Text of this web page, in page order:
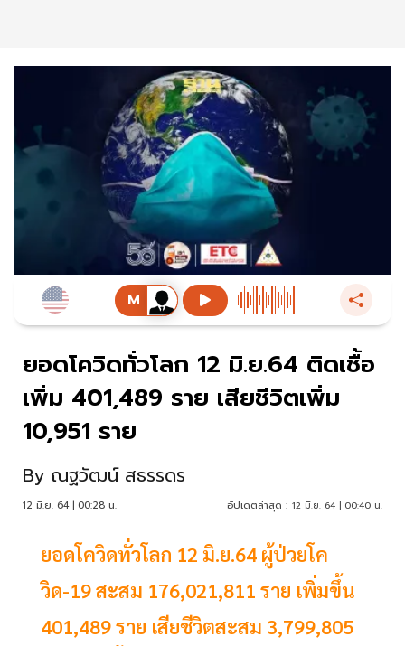
ยอดโควิดทั่วโลก 12 มิ.ย.64 ติดเชื้อ
เพิ่ม 401,489 ราย เสียชีวิตเพิ่ม
10,951 ราย
By ณฐวัฒน์ สธรรดร
12 มิ.ย. 64 | 00:28 น. อัปเดตล่าสุด : 12 มิ.ย. 64 | 00:40 น.
ยอดโควิดทั่วโลก 12 มิ.ย.64 ผู้ป่วยโค
วิด-19 สะสม 176,021,811 ราย เพิ่มขึ้น
401,489 ราย เสียชีวิตสะสม 3,799,805